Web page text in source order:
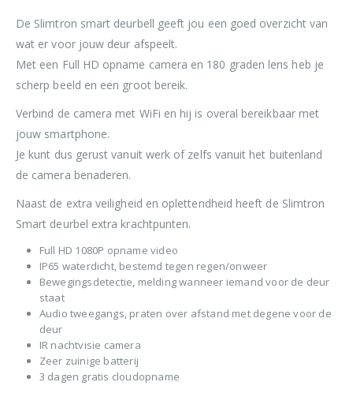
De Slimtron smart deurbell geeft jou een goed overzicht van
wat er voor jouw deur afspeelt.
Met een Full HD opname camera en 180 graden lens heb je
scherp beeld en een groot bereik.
Verbind de camera met WiFi en hij is overal bereikbaar met
jouw smartphone.
Je kunt dus gerust vanuit werk of zelfs vanuit het buitenland
de camera benaderen.
Naast de extra veiligheid en oplettendheid heeft de Slimtron
Smart deurbel extra krachtpunten.
Full HD 1080P opname video
IP65 waterdicht, bestemd tegen regen/onweer
Bewegingsdetectie, melding wanneer iemand voor de deur
staat
Audio tweegangs, praten over afstand met degene voor de
deur
IR nachtvisie camera
Zeer zuinige batterij
3 dagen gratis cloudopname